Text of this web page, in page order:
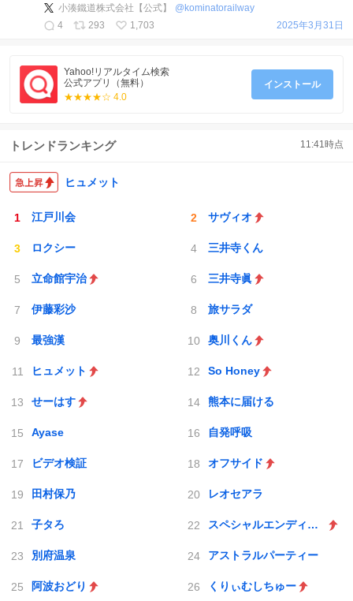
小湊鐵道株式会社【公式】 @ kominatorailway
4
293 1,703 2025年3月31日
Yahoo!リアルタイム検索
公式アプリ（無料）
★★★★☆ 4.0
インストール
トレンドランキング 11:41時点
ヒュメット
江戸川会 サヴィオ
ロクシー 三井寺くん
立命館宇治 三井寺眞
伊藤彩沙 旅サラダ
最強漢 奥川くん
ヒュメット So Honey
せーはす 熊本に届ける
Ayase 自発呼吸
ビデオ検証 オフサイド
田村保乃 レオセアラ
子タろ スペシャルエンディング
別府温泉 アストラルパーティー
阿波おどり くりぃむしちゅー